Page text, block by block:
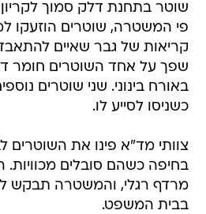
שוטר בתחנת דלק סמוך לקריון
פי המשטרה, שוטרים הוזעקו
קריאות של גבר שאיים
שפך על אחד השוטרים חומר
באורח בינוני. שני שוטרים
כשניסו לסייע לו.
צוותי מד"א פינו את השוטרים
בחיפה כשהם סובלים
מרדף רגלי, והמשטרה תבקש
בבית המשפט.